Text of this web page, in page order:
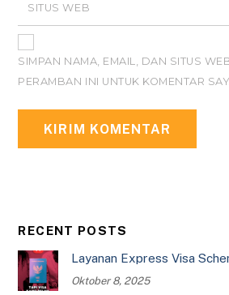
SITUS WEB
SIMPAN NAMA, EMAIL, DAN SITUS
PERAMBAN INI UNTUK KOMENTAR
RECENT POSTS
Layanan Express Visa
Oktober 8, 2025